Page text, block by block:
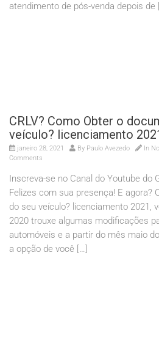
atendimento de pós-venda depois de
CRLV? Como Obter o
veículo? licenciamento
janeiro 28, 2021 By Paulo Avezedo In
Comments
Inscreva-se no Canal do Youtube do
Felizes com sua presença! E agora?
do seu veículo? licenciamento 2021,
2020 trouxe algumas modificações
automóveis e a partir do mês maio
a opção de você […]